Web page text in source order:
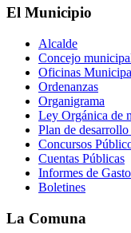
El Municipio
Alcalde
Concejo
Oficinas
Ordenanzas
Organigrama
Ley Orgánica de
Plan de
Concursos
Cuentas Públicas
Informes de
Boletines
La Comuna